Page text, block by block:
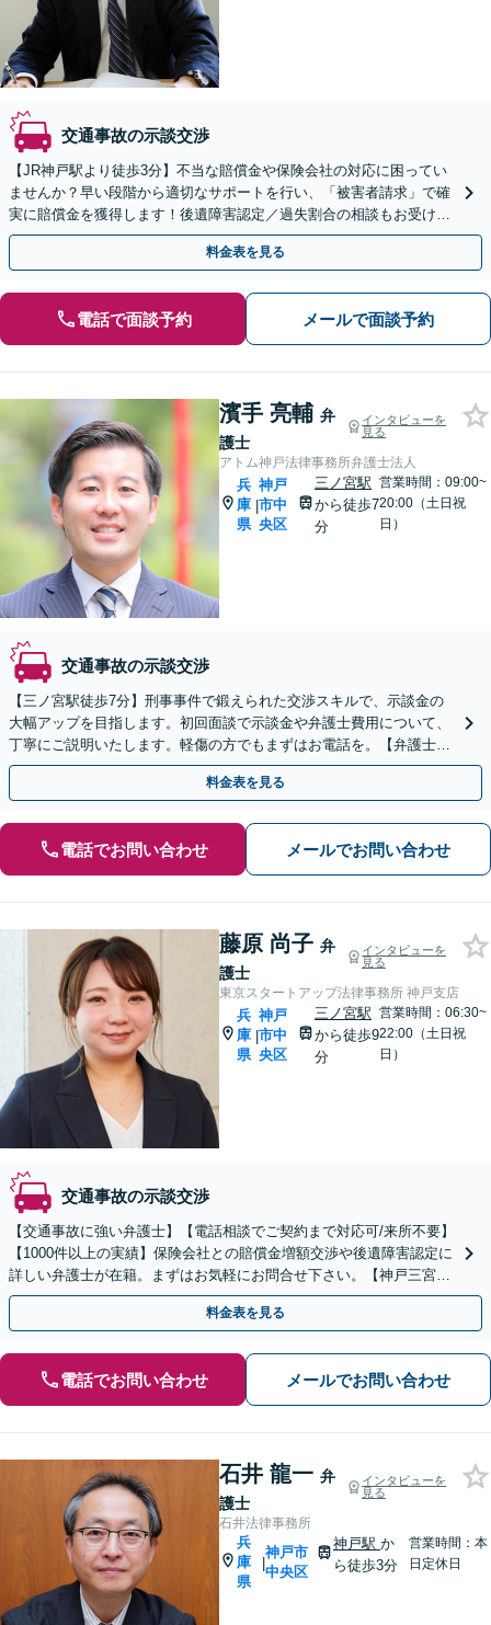
交通事故の示談交渉
【JR神戸駅より徒歩3分】不当な賠償金や保険会社の対応に困ってい
ませんか？早い段階から適切なサポートを行い、「被害者請求」で確
実に賠償金を獲得します！後遺障害認定／過失割合の相談もお受けし
ます【初回のご相談無料】【土日・夜間の受付可能】
料金表を見る
電話で面談予約 メールで面談予約
濱手 亮輔 弁
護士
インタビューを
見る
アトム神戸法律事務所弁護士法人
兵
庫
県
|
神戸
市中
央区
三ノ宮駅
から徒歩7
分
営業時間：09:00~
20:00（土日祝
日）
交通事故の示談交渉
【三ノ宮駅徒歩7分】刑事事件で鍛えられた交渉スキルで、示談金の
大幅アップを目指します。初回面談で示談金や弁護士費用について、
丁寧にご説明いたします。軽傷の方でもまずはお電話を。【弁護士費
用特約対応可】【LINEや弁護士直通電話あり】
料金表を見る
電話でお問い合わせ メールでお問い合わせ
藤原 尚子 弁
護士
インタビューを
見る
東京スタートアップ法律事務所 神戸支店
兵
庫
県
|
神戸
市中
央区
三ノ宮駅
から徒歩9
分
営業時間：06:30~
22:00（土日祝
日）
交通事故の示談交渉
【交通事故に強い弁護士】【電話相談でご契約まで対応可/来所不要】
【1000件以上の実績】保険会社との賠償金増額交渉や後遺障害認定に
詳しい弁護士が在籍。まずはお気軽にお問合せ下さい。【神戸三宮駅
9分】
料金表を見る
電話でお問い合わせ メールでお問い合わせ
石井 龍一 弁
護士
インタビューを
見る
石井法律事務所
兵
庫
県
|
神戸市
中央区
神戸駅 か
ら徒歩3分
営業時間：本
日定休日